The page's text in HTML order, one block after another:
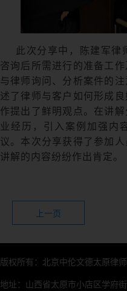
此次分享中，陈建军律
咨询后所需进行的准备工
与律师询问、分析案件的
述了律师与客户如何形成
作提出了鲜明观点。在讲
业经历，引入案例加强内
议。本次分享获得了参加
讲解的内容纷纷作出肯定。
上一页
版权所有：北京中伦文德太原
地址：山西省太原市小店区学府